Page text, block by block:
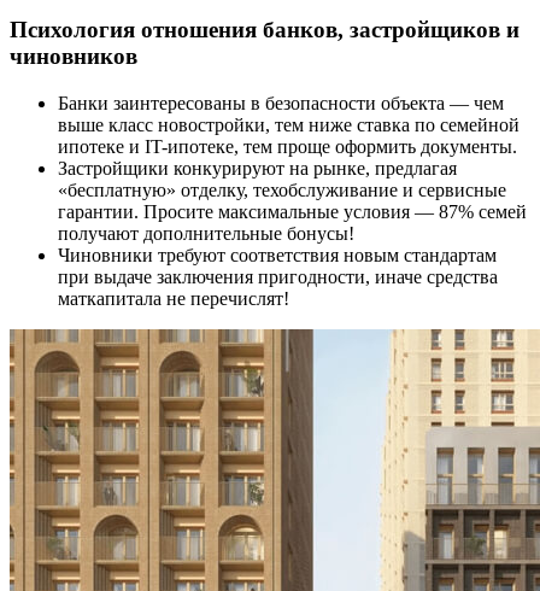
Психология отношения банков, застройщиков и
чиновников
Банки заинтересованы в безопасности объекта — чем
выше класс новостройки, тем ниже ставка по семейной
ипотеке и IT-ипотеке, тем проще оформить документы.
Застройщики конкурируют на рынке, предлагая
«бесплатную» отделку, техобслуживание и сервисные
гарантии. Просите максимальные условия — 87% семей
получают дополнительные бонусы!
Чиновники требуют соответствия новым стандартам
при выдаче заключения пригодности, иначе средства
маткапитала не перечислят!